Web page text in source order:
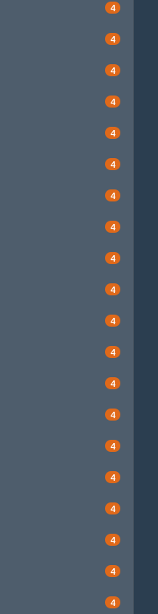
4
4
4
4
4
4
4
4
4
4
4
4
4
4
4
4
4
4
4
4